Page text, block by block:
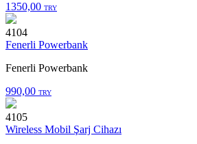
1350,00 TRY
4104
Fenerli Powerbank
Fenerli Powerbank
990,00 TRY
4105
Wireless Mobil Şarj Cihazı